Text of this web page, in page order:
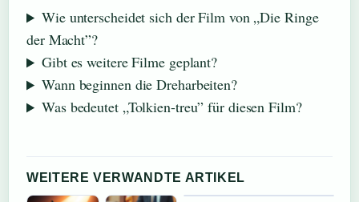
Wie unterscheidet sich der Film von „Die Ringe
der Macht”?
Gibt es weitere Filme geplant?
Wann beginnen die Dreharbeiten?
Was bedeutet „Tolkien-treu” für diesen Film?
WEITERE VERWANDTE ARTIKEL